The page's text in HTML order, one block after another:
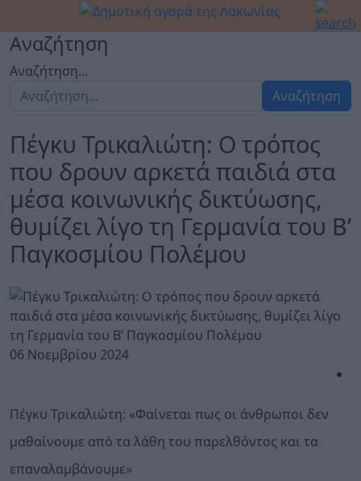
Αναζήτηση
Αναζήτηση...
Αναζήτηση
Πέγκυ Τρικαλιώτη: Ο τρόπος
που δρουν αρκετά παιδιά στα
μέσα κοινωνικής δικτύωσης,
θυμίζει λίγο τη Γερμανία του Β’
Παγκοσμίου Πολέμου
06 Νοεμβρίου 2024
Πέγκυ Τρικαλιώτη: «Φαίνεται πως οι άνθρωποι δεν
μαθαίνουμε από τα λάθη του παρελθόντος και τα
επαναλαμβάνουμε»